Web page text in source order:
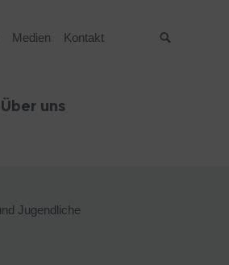
Medien Kontakt
Über uns
Jugendliche